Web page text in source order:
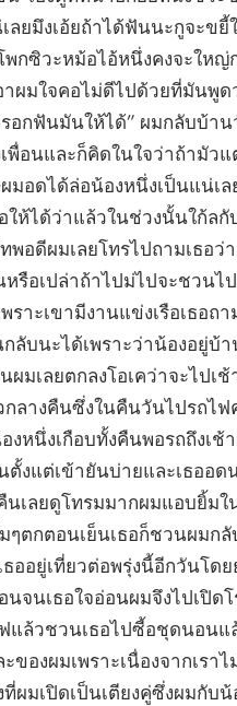
ลยมึงเอ้ยถ้าได้ฟันนะกูจะขยี้ใ
พกซิวะหม้อไอ้หนึ่งคงจะใหญ่
าผมใจคอไม่ดีไปด้วยที่มันพูด
อกฟันมันให้ได้” ผมกลับบ้า
พื่อนและก็คิดในใจว่าถ้ามัว
มอดได้ล่อน้องหนึ่งเป็นแน่เ
ให้ได้ว่าแล้วในช่วงนั้นใก้ลกั
พอดีผมเลยโทรไปถามเธอว่
หรือเปล่าถ้าไปม่ไปจะชวนไ
ราะเขามีงานแข่งเรือเธอถา
กลับนะได้เพราะว่าน้องอยู่บ้
ผมเลยตกลงโอเคว่าจะไปเ
กลางคืนซึ่งในคืนวันไปรถไ
งหนึ่งเกือบทั้งคืนพอรถถึงเช้
ตั้งแต่เข้ายันบ่ายและเธออด
นเลยดูโทรมมากผมแอบยิ้มใ
ๆตกตอนเย็นเธอก็ชวนผมกลั
ธออยู่เที่ยวต่อพรุ่งนี้อีกวันโด
นจนเธอใจอ่อนผมจึงไปเปิด
แล้วชวนเธอไปซี้อชุดนอนแ
ของผมเพราะเนื่องจากเรา
ที่ผมเปิดเป็นเตียงคู่ซึ่งผมกับ